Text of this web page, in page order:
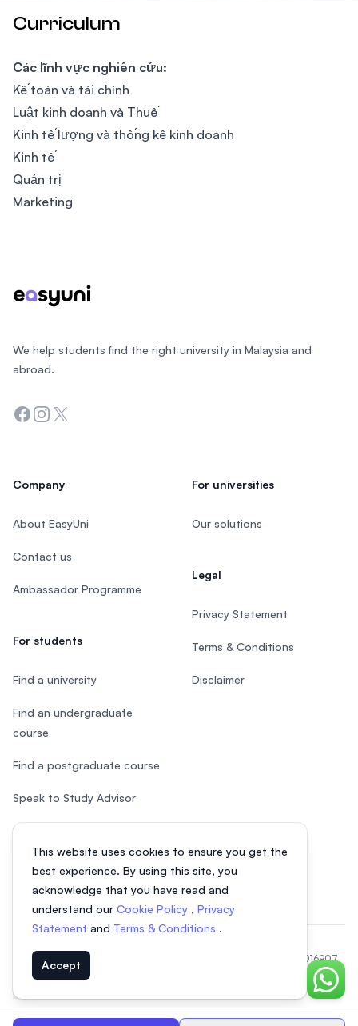
Curriculum
Các lĩnh vực nghiên cứu:
Kế toán và tái chính
Luật kinh doanh và Thuế
Kinh tế lượng và thống kê kinh doanh
Kinh tế
Quản trị
Marketing
This website uses cookies to ensure you get the
best experience. By using this site, you
acknowledge that you have read and
understand our Cookie Policy , Privacy
Statement and Terms & Conditions .
Accept
Chat
We help students find the right university in Malaysia and
abroad.
Facebook
Instagram
Twitter
Company
About EasyUni
Contact us
Ambassador Programme
For students
Find a university
Find an undergraduate
course
Find a postgraduate course
Speak to Study Advisor
Study in Malaysia
For universities
Our solutions
Legal
Privacy Statement
Terms & Conditions
Disclaimer
© 2026 EasyUni Sdn Bhd, company registration number 200801016907
(818200-P). All rights reserved.